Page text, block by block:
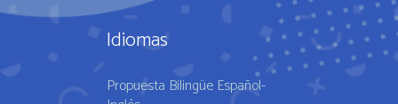
Idiomas
Propuesta Bilingüe Español-